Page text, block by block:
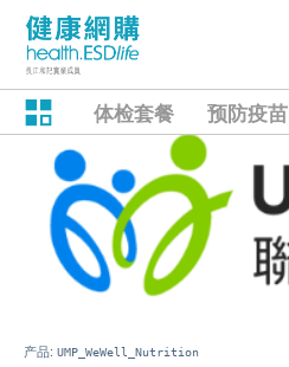
体检套餐 预防疫苗
产品: UMP_WeWell_Nutrition